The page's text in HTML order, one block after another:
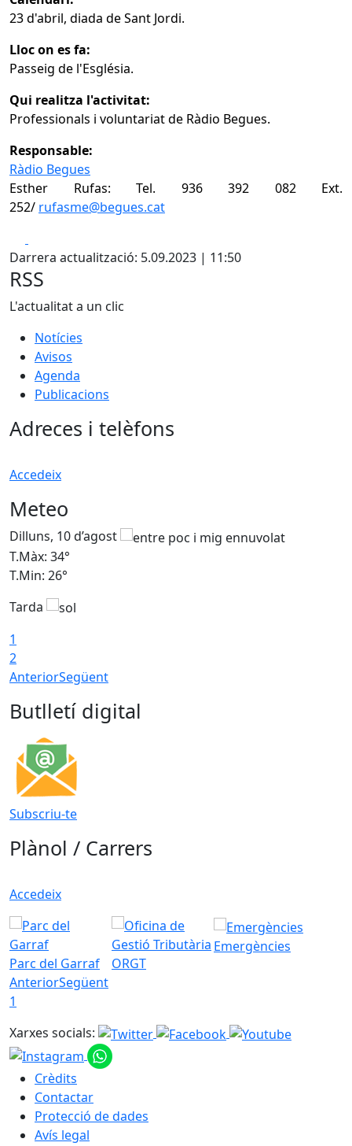
23 d'abril, diada de Sant Jordi.
Lloc on es fa:
Passeig de l'Església.
Qui realitza l'activitat:
Professionals i voluntariat de Ràdio Begues.
Responsable:
Ràdio Begues
Esther Rufas: Tel. 936 392 082 Ext.
252/ rufasme@begues.cat
Darrera actualització: 5.09.2023 | 11:50
RSS
L'actualitat a un clic
Notícies
Avisos
Agenda
Publicacions
Adreces i telèfons
Accedeix
Meteo
Dilluns, 10 d’agost
T.Màx: 34°
T.Min: 26°
Tarda
1
2
AnteriorSegüent
Butlletí digital
Subscriu-te
Plànol / Carrers
Accedeix
Parc del Garraf ORGT
Emergències
AnteriorSegüent
1
Xarxes socials:
Crèdits
Contactar
Protecció de dades
Avís legal